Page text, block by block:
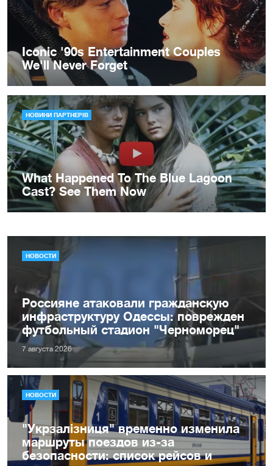
НОВОСТИ
Россияне атаковали гражданскую
инфраструктуру Одессы: поврежден
футбольный стадион "Черноморец"
7 августа 2026
НОВОСТИ
"Укрзалізниця" временно изменила
маршруты поездов из-за
безопасности: список рейсов и